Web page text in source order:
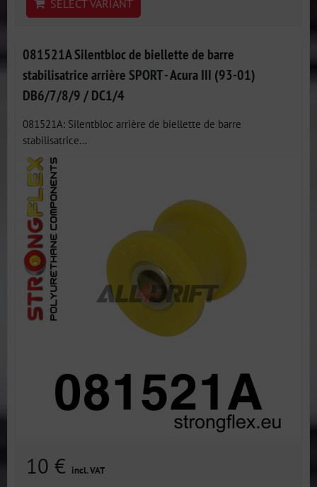
SELECT VARIANT
081521A Silentbloc de biellette de barre
stabilisatrice arrière SPORT - Acura III (93-01)
DB6/7/8/9 / DC1/4
081521A: Silentbloc arrière de biellette de barre
stabilisatrice...
10 € incl. VAT